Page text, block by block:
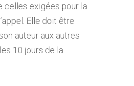
celles exigées pour la
Elle doit être
auteur aux autres
10 jours de la